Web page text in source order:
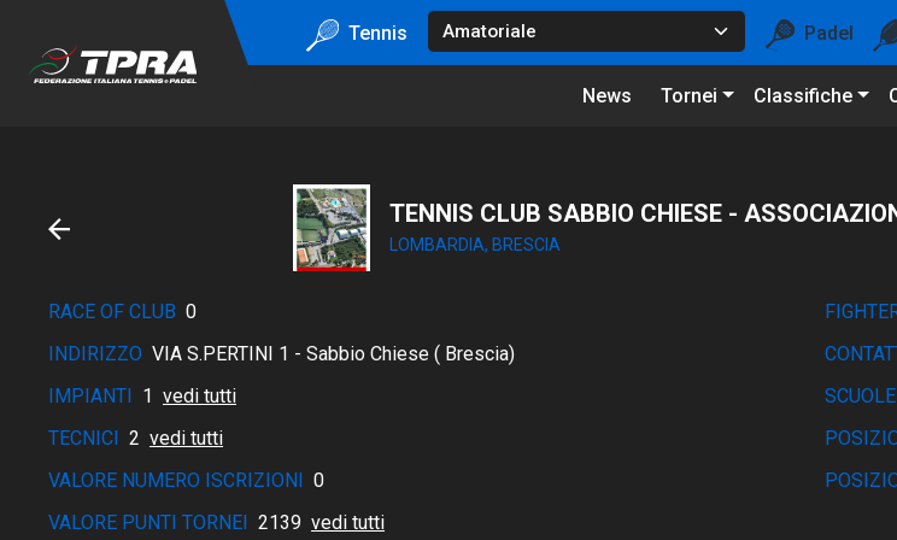
Tennis Padel
News Tornei Classifiche
TENNIS CLUB SABBIO CHIESE -
LOMBARDIA, BRESCIA
RACE OF CLUB 0
INDIRIZZO VIA S.PERTINI 1 - Sabbio Chiese ( Brescia)
IMPIANTI 1 vedi tutti SCUOLE
TECNICI 2 vedi tutti
VALORE NUMERO ISCRIZIONI 0
VALORE PUNTI TORNEI 2139 vedi tutti